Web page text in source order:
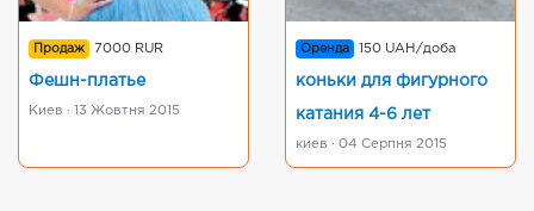
Продаж 7000 RUR
Фешн-платье
Киев · 13 Жовтня 2015
Оренда 150 UAH/доба
коньки для фигурного
катания 4-6 лет
киев · 04 Серпня 2015